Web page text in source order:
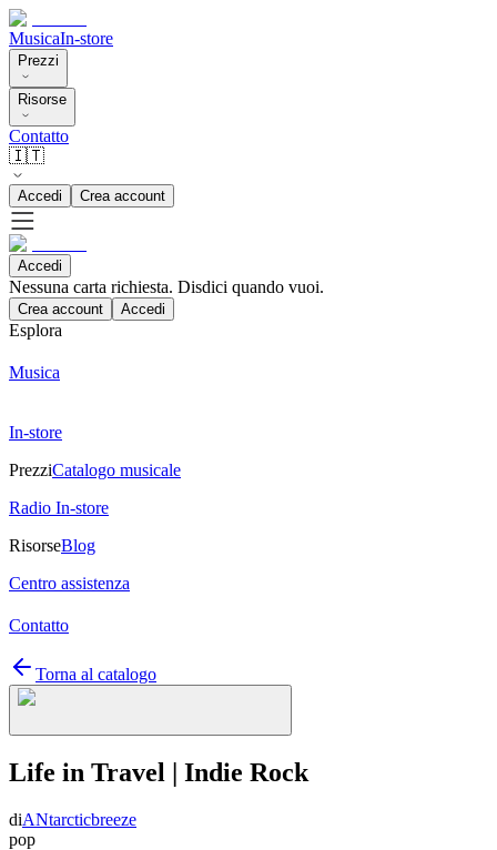
MusicaIn-store
Prezzi
Risorse
Contatto
🇮🇹
Accedi Crea account
Accedi
Nessuna carta richiesta. Disdici quando vuoi.
Crea account Accedi
Esplora
Musica
In-store
PrezziCatalogo musicale
Radio In-store
RisorseBlog
Centro assistenza
Contatto
Torna al catalogo
Life in Travel | Indie Rock
diANtarcticbreeze
pop